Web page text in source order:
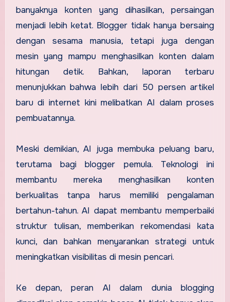
banyaknya konten yang dihasilkan, persaingan
menjadi lebih ketat. Blogger tidak hanya bersaing
dengan sesama manusia, tetapi juga dengan
mesin yang mampu menghasilkan konten dalam
hitungan detik. Bahkan, laporan terbaru
menunjukkan bahwa lebih dari 50 persen artikel
baru di internet kini melibatkan AI dalam proses
pembuatannya.
Meski demikian, AI juga membuka peluang baru,
terutama bagi blogger pemula. Teknologi ini
membantu mereka menghasilkan konten
berkualitas tanpa harus memiliki pengalaman
bertahun-tahun. AI dapat membantu memperbaiki
struktur tulisan, memberikan rekomendasi kata
kunci, dan bahkan menyarankan strategi untuk
meningkatkan visibilitas di mesin pencari.
Ke depan, peran AI dalam dunia blogging